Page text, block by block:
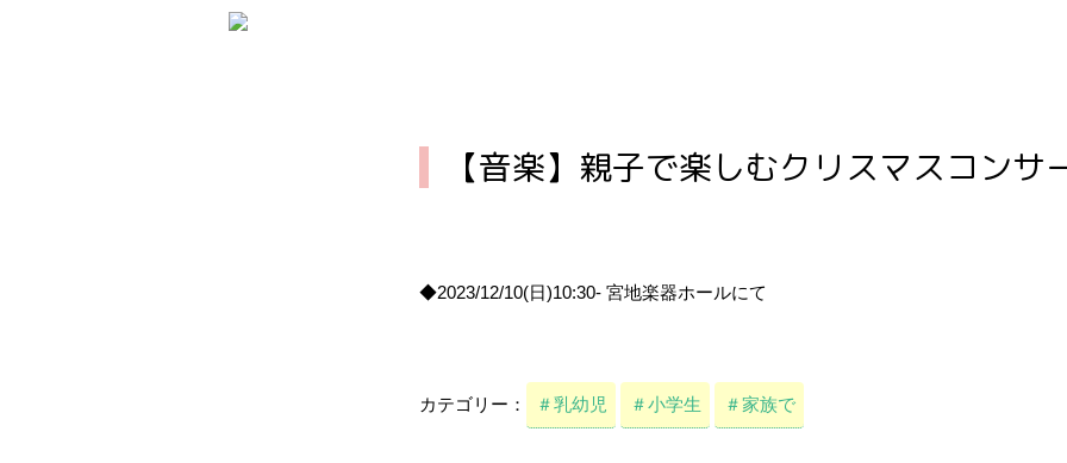
【音楽】親子で楽しむクリスマスコンサ
◆2023/12/10(日)10:30- 宮地楽器ホールにて
カテゴリー： ＃乳幼児 ＃小学生 ＃家族で